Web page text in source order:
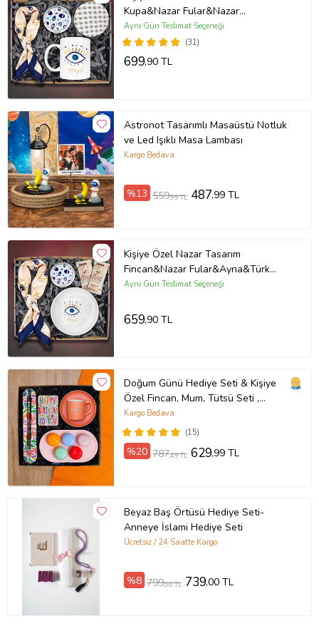
Kupa&Nazar Fular&Nazar
Ayna&Kupa Altlığı Hediye Seti
(31)
Aynı Gün Teslimat Seçeneği
699,90 TL
Astronot Tasarımlı Masaüstü Notluk
ve Led Işıklı Masa Lambası
Kargo Bedava
%13 559,99 TL 487,99 TL
Kişiye Özel Nazar Tasarım
Fincan&Nazar Fular&Ayna&Türk
Kahvesi Hediye Seti
Aynı Gün Teslimat Seçeneği
659,90 TL
Doğum Günü Hediye Seti & Kişiye
Özel Fincan, Mum, Tütsü Seti ,
Magnet
(15)
Kargo Bedava
%20 787,49 TL 629,99 TL
Beyaz Baş Örtüsü Hediye Seti-
Anneye İslami Hediye Seti
Ücretsiz / 24 Saatte Kargo
%8 799,00 TL 739,00 TL